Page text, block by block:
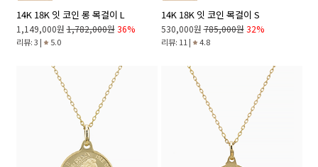
14K 18K 잇 코인 롱 목걸이 L
1,149,000원 1,782,000원 36%
리뷰: 3 | 5.0
14K 18K 잇 코인 목걸이 S
530,000원 785,000원 32%
리뷰: 11 | 4.8